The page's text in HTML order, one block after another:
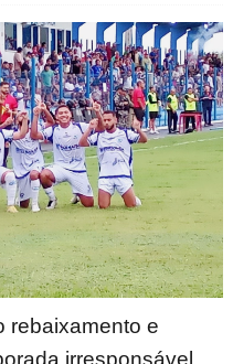
rebaixamento e
irresponsável